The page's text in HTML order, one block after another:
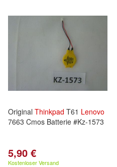
Original Thinkpad T61 Lenovo
7663 Cmos Batterie #Kz-1573
5,90 €
Kostenloser Versand